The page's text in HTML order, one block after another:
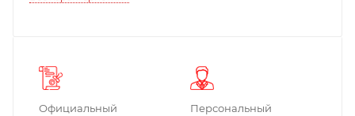
Официальный
Персональный